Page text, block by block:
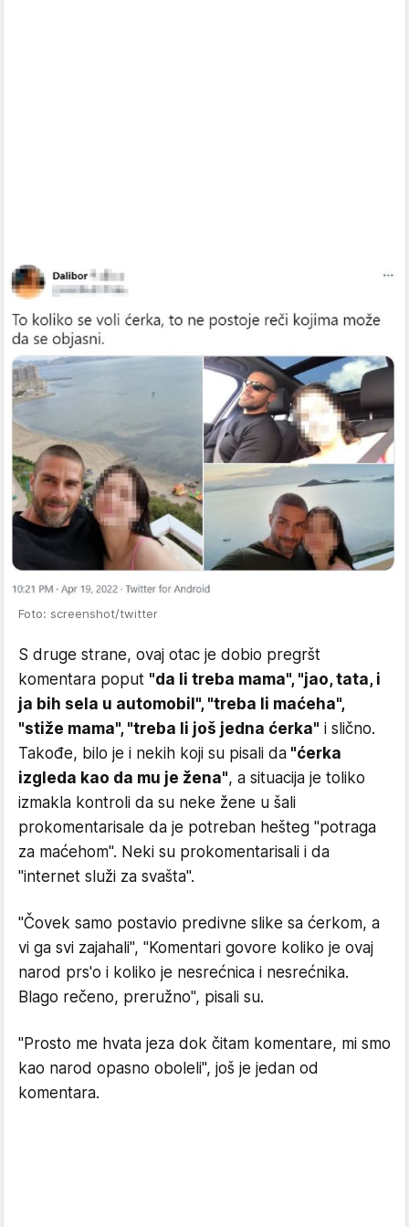
Foto: screenshot/twitter
S druge strane, ovaj otac je dobio pregršt
komentara poput "da li treba mama", "jao, tata, i
ja bih sela u automobil", "treba li maćeha",
"stiže mama", "treba li još jedna ćerka" i slično.
Takođe, bilo je i nekih koji su pisali da "ćerka
izgleda kao da mu je žena", a situacija je toliko
izmakla kontroli da su neke žene u šali
prokomentarisale da je potreban hešteg "potraga
za maćehom". Neki su prokomentarisali i da
"internet služi za svašta".
"Čovek samo postavio predivne slike sa ćerkom, a
vi ga svi zajahali", "Komentari govore koliko je ovaj
narod prs'o i koliko je nesrećnica i nesrećnika.
Blago rečeno, preružno", pisali su.
"Prosto me hvata jeza dok čitam komentare, mi smo
kao narod opasno oboleli", još je jedan od
komentara.